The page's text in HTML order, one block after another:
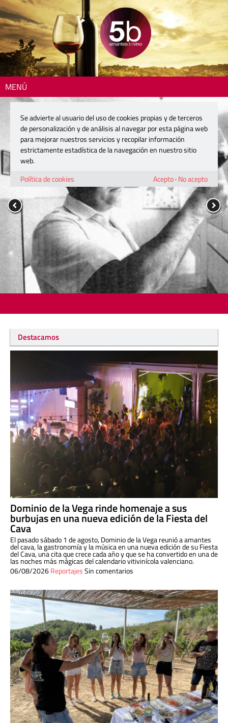
MENÚ
Destacamos
Dominio de la Vega rinde homenaje a sus
burbujas en una nueva edición de la Fiesta del
Cava
El pasado sábado 1 de agosto, Dominio de la Vega reunió a amantes
del cava, la gastronomía y la música en una nueva edición de su Fiesta
del Cava, una cita que crece cada año y que se ha convertido en una de
las noches más mágicas del calendario vitivinícola valenciano.
06/08/2026ReportajesSin comentarios
Se advierte al usuario del uso de cookies propias y de terceros
de personalización y de análisis al navegar por esta página web
para mejorar nuestros servicios y recopilar información
estrictamente estadística de la navegación en nuestro sitio
web.
Política de cookies
Acepto· No acepto